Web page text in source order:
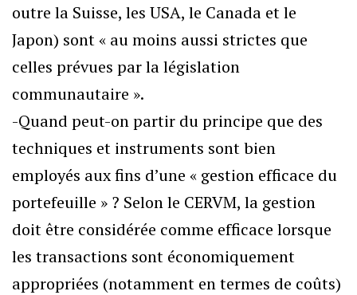
outre la Suisse, les USA, le Canada et le
Japon) sont « au moins aussi strictes que
celles prévues par la législation
communautaire ».
-Quand peut-on partir du principe que des
techniques et instruments sont bien
employés aux fins d’une « gestion efficace du
portefeuille » ? Selon le CERVM, la gestion
doit être considérée comme efficace lorsque
les transactions sont économiquement
appropriées (notamment en termes de coûts)